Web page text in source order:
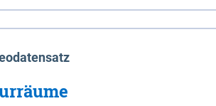
Jahr (Nov. - Okt.) - hsu:
- vd: Vegetationsruhe (Okt. - Mär.) Neben den Rasterdaten ist eine
zu den Dateinamen und für eine
code gegeben.